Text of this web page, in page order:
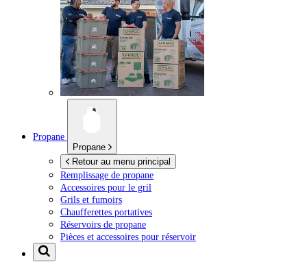
Propane
Propane
Retour au menu principal
Remplissage de propane
Accessoires pour le gril
Grils et fumoirs
Chaufferettes portatives
Réservoirs de propane
Pièces et accessoires pour réservoir